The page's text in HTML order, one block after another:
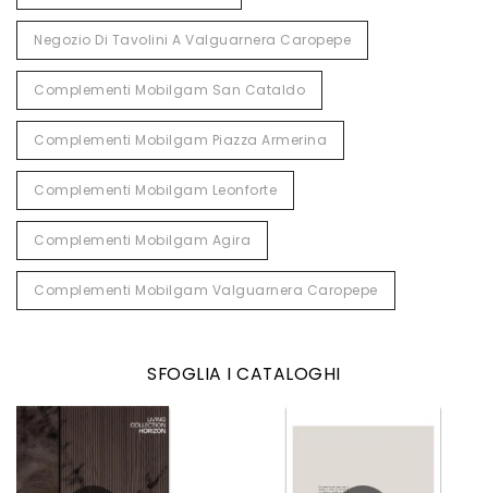
Negozio Di Tavolini A Valguarnera Caropepe
Complementi Mobilgam San Cataldo
Complementi Mobilgam Piazza Armerina
Complementi Mobilgam Leonforte
Complementi Mobilgam Agira
Complementi Mobilgam Valguarnera Caropepe
SFOGLIA I CATALOGHI